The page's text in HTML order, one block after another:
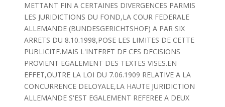
METTANT FIN A CERTAINES DIVERGENCES PARMIS
LES JURIDICTIONS DU FOND,LA COUR FEDERALE
ALLEMANDE (BUNDESGERICHTSHOF) A PAR SIX
ARRETS DU 8.10.1998,POSE LES LIMITES DE CETTE
PUBLICITE.MAIS L'INTERET DE CES DECISIONS
PROVIENT EGALEMENT DES TEXTES VISES.EN
EFFET,OUTRE LA LOI DU 7.06.1909 RELATIVE A LA
CONCURRENCE DELOYALE,LA HAUTE JURIDICTION
ALLEMANDE S'EST EGALEMENT REFEREE A DEUX